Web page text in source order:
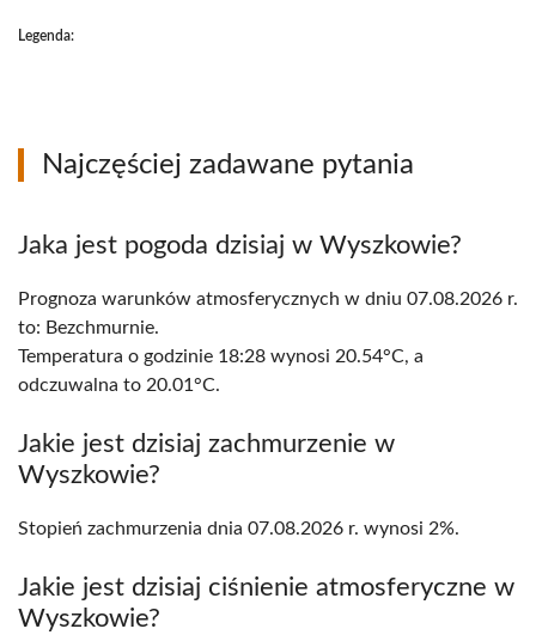
Legenda:
Najczęściej zadawane pytania
Jaka jest pogoda dzisiaj w Wyszkowie?
Prognoza warunków atmosferycznych w dniu 07.08.2026 r.
to: Bezchmurnie.
Temperatura o godzinie 18:28 wynosi 20.54°C, a
odczuwalna to 20.01°C.
Jakie jest dzisiaj zachmurzenie w
Wyszkowie?
Stopień zachmurzenia dnia 07.08.2026 r. wynosi 2%.
Jakie jest dzisiaj ciśnienie atmosferyczne w
Wyszkowie?